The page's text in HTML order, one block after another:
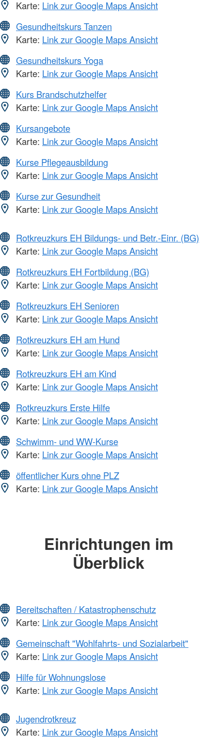
Karte: Link zur Google Maps Ansicht
Gesundheitskurs Tanzen
Karte: Link zur Google Maps Ansicht
Gesundheitskurs Yoga
Karte: Link zur Google Maps Ansicht
Kurs Brandschutzhelfer
Karte: Link zur Google Maps Ansicht
Kursangebote
Karte: Link zur Google Maps Ansicht
Kurse Pflegeausbildung
Karte: Link zur Google Maps Ansicht
Kurse zur Gesundheit
Karte: Link zur Google Maps Ansicht
Rotkreuzkurs EH Bildungs- und Betr.-Einr. (BG)
Karte: Link zur Google Maps Ansicht
Rotkreuzkurs EH Fortbildung (BG)
Karte: Link zur Google Maps Ansicht
Rotkreuzkurs EH Senioren
Karte: Link zur Google Maps Ansicht
Rotkreuzkurs EH am Hund
Karte: Link zur Google Maps Ansicht
Rotkreuzkurs EH am Kind
Karte: Link zur Google Maps Ansicht
Rotkreuzkurs Erste Hilfe
Karte: Link zur Google Maps Ansicht
Schwimm- und WW-Kurse
Karte: Link zur Google Maps Ansicht
öffentlicher Kurs ohne PLZ
Karte: Link zur Google Maps Ansicht
Einrichtungen im
Überblick
Bereitschaften / Katastrophenschutz
Karte: Link zur Google Maps Ansicht
Gemeinschaft "Wohlfahrts- und Sozialarbeit"
Karte: Link zur Google Maps Ansicht
Hilfe für Wohnungslose
Karte: Link zur Google Maps Ansicht
Jugendrotkreuz
Karte: Link zur Google Maps Ansicht